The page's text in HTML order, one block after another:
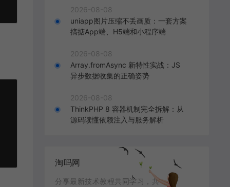
2026-08-08
uniapp图片压缩不丢画质：一套方案
搞掂App端、H5端和小程序端
2026-08-08
Array.fromAsync 新特性实战：JS
异步数据收集的正确姿势
2026-08-08
ThinkPHP 8 容器机制完全拆解：从
源码读懂依赖注入与服务解析
淘吗网
分享最新技术教程共同学习，共